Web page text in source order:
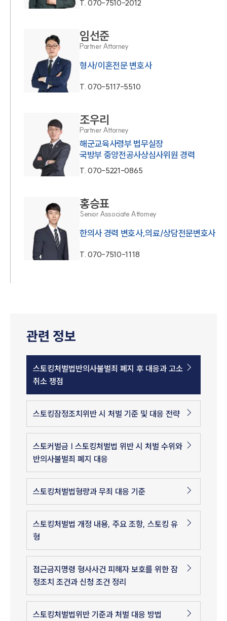
T.070-7510-2012
임선준
Partner Attorney
형사/이혼전문 변호사
T.070-5117-5510
조우리
Partner Attorney
해군교육사령부 법무실장
국방부 중앙전공사상심사위원 경력
T.070-5221-0865
홍승표
Senior Associate Attorney
한의사 경력 변호사,의료/상담전문변호사
T.070-7510-1118
관련 정보
스토킹처벌법반의사불벌죄 폐지 후 대응과 고소
취소 쟁점
스토킹잠정조치위반 시 처벌 기준 및 대응 전략
스토커벌금 | 스토킹처벌법 위반 시 처벌 수위와
반의사불벌죄 폐지 대응
스토킹처벌법형량과 무죄 대응 기준
스토킹처벌법 개정 내용, 주요 조항, 스토킹 유
형
접근금지명령 형사사건 피해자 보호를 위한 잠
정조치 조건과 신청 조건 정리
스토킹처벌법위반 기준과 처벌 대응 방법